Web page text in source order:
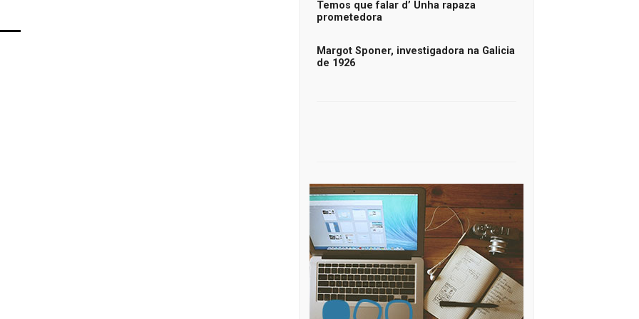
Temos que falar d’ Unha rapaza
prometedora
Margot Sponer, investigadora na Galicia
de 1926